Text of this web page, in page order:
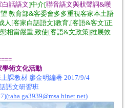
白話語文]中介[聯音語文與狀聲詞&嘆
教育部&客委會多多重視客家本土語
人[客家白話語文]教育,[客語&客文]正
相當嚴重,致使[客語&文政策]推展效
學術文化活動
課教材 廖金明編著 2017/9/4
語文研習班
taha.ga3939@msa.hinet.net)